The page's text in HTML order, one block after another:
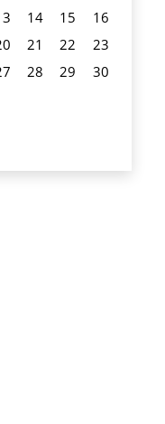
14 15
16
21 22
23
28 29
30